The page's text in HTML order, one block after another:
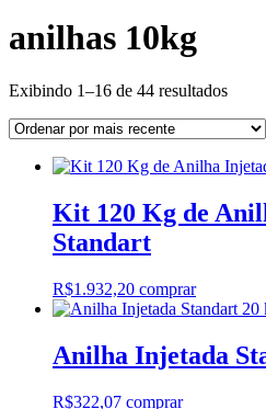
anilhas 10kg
Exibindo 1–16 de 44 resultados
mais
Kit 120 Kg de
Standart
R$1.932,20 comprar
Anilha Injetada
R$322,07 comprar